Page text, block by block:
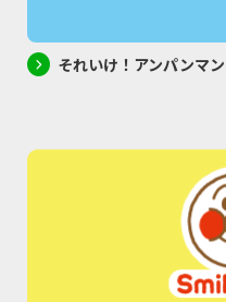
それいけ！アンパンマン